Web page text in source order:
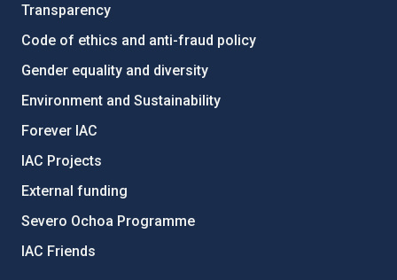
Transparency
Code of ethics and anti-fraud policy
Gender equality and diversity
Environment and Sustainability
Forever IAC
IAC Projects
External funding
Severo Ochoa Programme
IAC Friends